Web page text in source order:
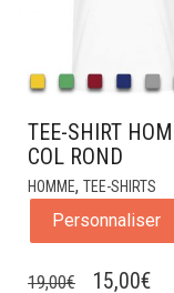
TEE-SHIRT
COL ROND
HOMME, TEE-SHIRTS
Personnaliser
19,00€
LE
15,00€LE